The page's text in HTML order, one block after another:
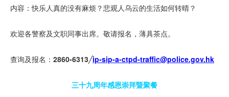
内容：快乐人真的没有麻烦？悲观人乌云的生活如何转晴？
欢迎各警察及文职同事出席。敬请报名，薄具茶点。
查询及报名： 2860-6313╱ip-sip-a-ctpd-traffic@police.gov.hk
三十九周年感恩崇拜暨聚餐